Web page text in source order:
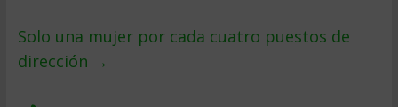
Solo una mujer por cada cuatro puestos de
dirección →